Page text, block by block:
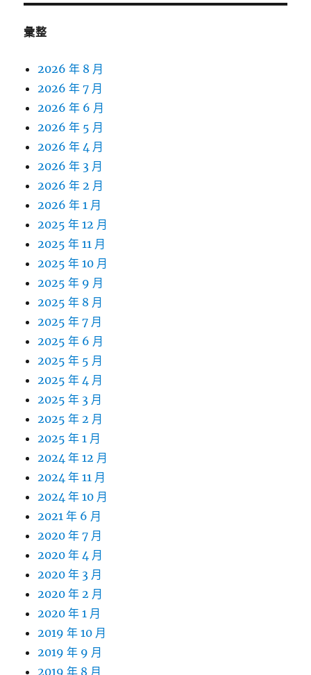
彙整
2026 年 8 月
2026 年 7 月
2026 年 6 月
2026 年 5 月
2026 年 4 月
2026 年 3 月
2026 年 2 月
2026 年 1 月
2025 年 12 月
2025 年 11 月
2025 年 10 月
2025 年 9 月
2025 年 8 月
2025 年 7 月
2025 年 6 月
2025 年 5 月
2025 年 4 月
2025 年 3 月
2025 年 2 月
2025 年 1 月
2024 年 12 月
2024 年 11 月
2024 年 10 月
2021 年 6 月
2020 年 7 月
2020 年 4 月
2020 年 3 月
2020 年 2 月
2020 年 1 月
2019 年 10 月
2019 年 9 月
2019 年 8 月